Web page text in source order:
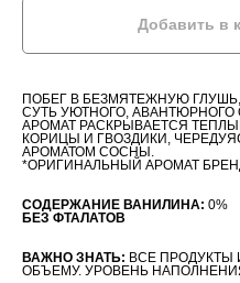
Добавить в
ПОБЕГ В БЕЗМЯТЕЖНУЮ
СУТЬ УЮТНОГО, АВАНТЮРНОГО
АРОМАТ РАСКРЫВАЕТСЯ
КОРИЦЫ И ГВОЗДИКИ,
АРОМАТОМ СОСНЫ.
*ОРИГИНАЛЬНЫЙ АРОМАТ
СОДЕРЖАНИЕ ВАНИЛИНА: 0%
БЕЗ ФТАЛАТОВ
ВАЖНО ЗНАТЬ: ВСЕ ПРОДУКТЫ
ОБЪЕМУ. УРОВЕНЬ